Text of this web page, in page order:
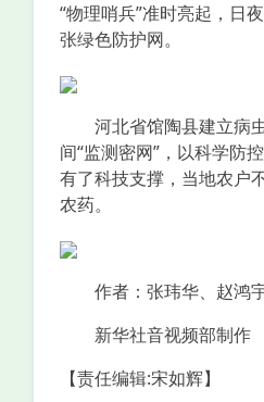
“物理哨兵”准时亮起，日
张绿色防护网。
河北省馆陶县建立病
间“监测密网”，以科学防
有了科技支撑，当地农户
农药。
作者：张玮华、赵鸿
新华社音视频部制作
【责任编辑:宋如辉】